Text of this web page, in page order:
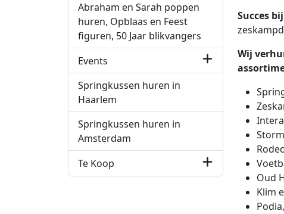
Abraham en Sarah poppen
huren, Opblaas en Feest
figuren, 50 Jaar blikvangers
Events
Springkussen huren in
Haarlem
Springkussen huren in
Amsterdam
Te Koop
Succes
Wij
Oud
Klim